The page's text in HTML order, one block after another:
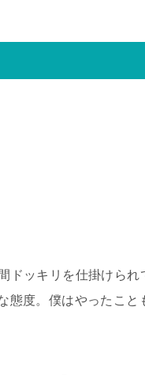
ドッキリを仕掛けられ
態度。僕はやったこ